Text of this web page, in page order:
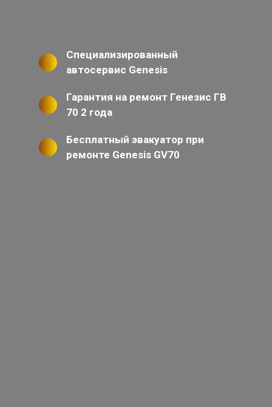
Специализированный
автосервис Genesis
Гарантия на ремонт Генезис ГВ
70 2 года
Бесплатный эвакуатор при
ремонте Genesis GV70